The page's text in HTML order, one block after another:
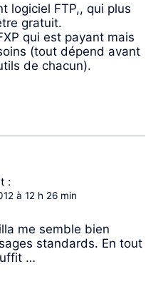
logiciel FTP,, qui plus
gratuit.
qui est payant mais
(tout dépend avant
de chacun).
:
à 12 h 26 min
me semble bien
standards. En tout
…